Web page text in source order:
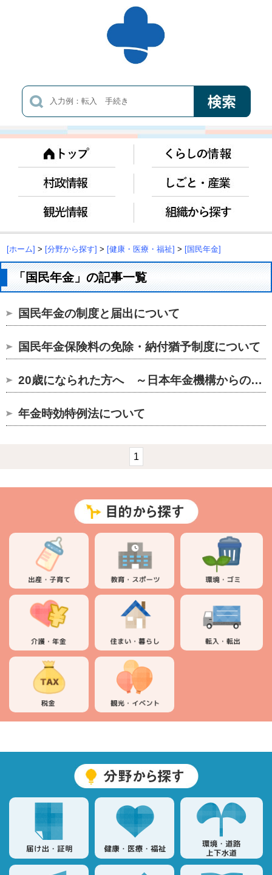
[ホーム] > [分野から探す] > [健康・医療・福祉] > [国民年金]
「国民年金」の記事一覧
国民年金の制度と届出について
国民年金保険料の免除・納付猶予制度について
20歳になられた方へ ～日本年金機構からのお知らせ～
年金時効特例法について
1